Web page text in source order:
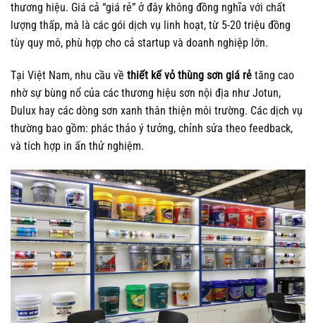
thương hiệu. Giá cả “giá rẻ” ở đây không đồng nghĩa với chất
lượng thấp, mà là các gói dịch vụ linh hoạt, từ 5-20 triệu đồng
tùy quy mô, phù hợp cho cả startup và doanh nghiệp lớn.
Tại Việt Nam, nhu cầu về thiết kế vỏ thùng sơn giá rẻ tăng cao
nhờ sự bùng nổ của các thương hiệu sơn nội địa như Jotun,
Dulux hay các dòng sơn xanh thân thiện môi trường. Các dịch vụ
thường bao gồm: phác thảo ý tưởng, chỉnh sửa theo feedback,
và tích hợp in ấn thử nghiệm.